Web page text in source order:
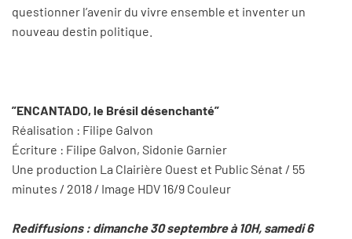
questionner l’avenir du vivre ensemble et inventer un
nouveau destin politique.
”ENCANTADO, le Brésil désenchanté”
Réalisation : Filipe Galvon
Écriture : Filipe Galvon, Sidonie Garnier
Une production La Clairière Ouest et Public Sénat / 55
minutes / 2018 / Image HDV 16/9 Couleur
Rediffusions : dimanche 30 septembre à 10H, samedi 6